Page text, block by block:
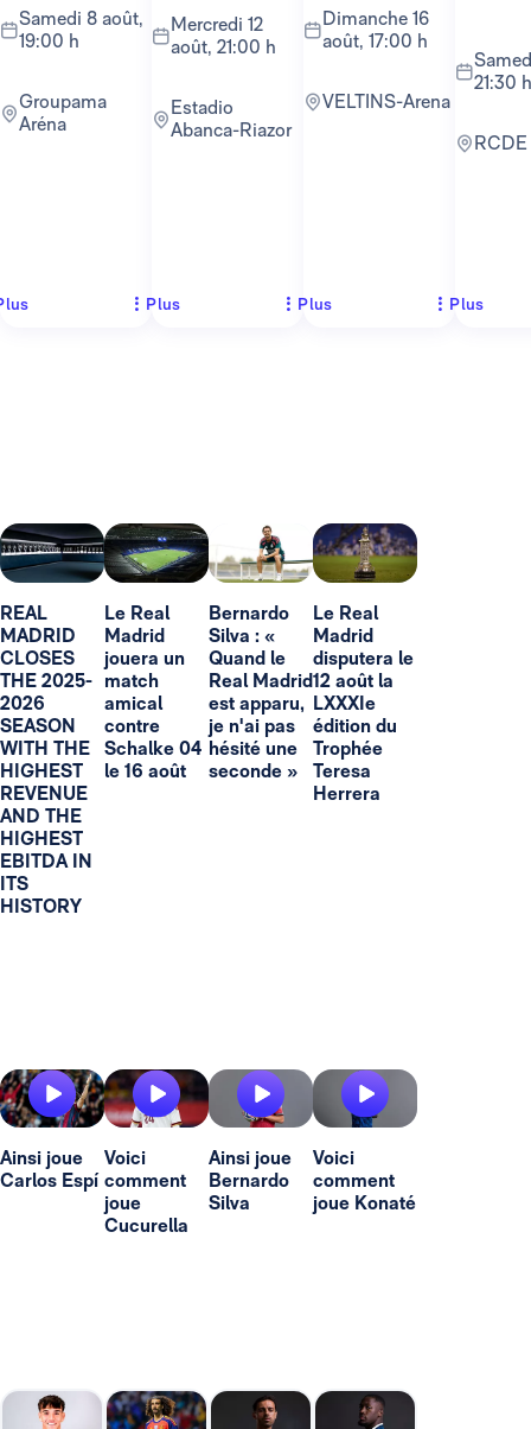
samedi 8 août,
19:00 h
Groupama
Aréna
mercredi 12
août, 21:00 h
Estadio
Abanca-Riazor
Plus
dimanche 16
août, 17:00 h
VELTINS-Arena
Plus
samedi 22 août,
21:30 h
Plus
REAL
MADRID
CLOSES
THE 2025-
2026
SEASON
WITH THE
HIGHEST
REVENUE
AND THE
HIGHEST
EBITDA IN
ITS
HISTORY
Le Real
Madrid
jouera un
match
amical
contre
Schalke 04
le 16 août
Bernardo
Silva : «
Quand le
Real Madrid
est apparu,
je n'ai pas
hésité une
seconde »
Le Real
Madrid
disputera le
12 août la
LXXXIe
édition du
Trophée
Teresa
Herrera
Ainsi joue
Carlos Espí
Voici
comment
joue
Cucurella
Ainsi joue
Bernardo
Silva
Voici
comment
joue Konaté